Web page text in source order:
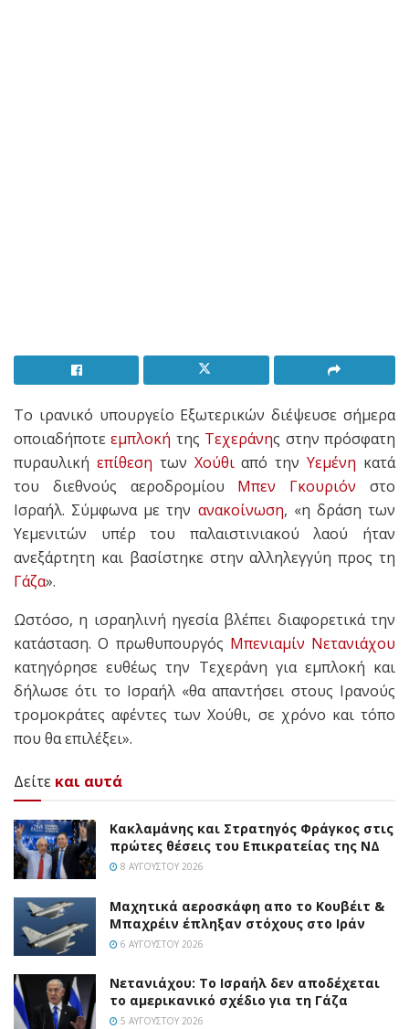
Το ιρανικό υπουργείο Εξωτερικών διέψευσε σήμερα
οποιαδήποτεεμπλοκή της Τεχεράνης στην πρόσφατη
πυραυλική επίθεση των Χούθιαπό τηνΥεμένη κατά
του διεθνούς αεροδρομίου Μπεν Γκουριόν στο
Ισραήλ. Σύμφωνα με την ανακοίνωση, «η δράση των
Υεμενιτών υπέρ του παλαιστινιακού λαού ήταν
ανεξάρτητη και βασίστηκε στην αλληλεγγύη προς τη
Γάζα».
Ωστόσο, η ισραηλινή ηγεσία βλέπει διαφορετικά την
κατάσταση. Ο πρωθυπουργός Μπενιαμίν Νετανιάχου
κατηγόρησε ευθέως την Τεχεράνη για εμπλοκή και
δήλωσε ότι το Ισραήλ «θα απαντήσει στους Ιρανούς
τρομοκράτες αφέντες των Χούθι, σε χρόνο και τόπο
που θα επιλέξει».
Δείτε και αυτά
Κακλαμάνης και Στρατηγός Φράγκος στις
πρώτες θέσεις του Επικρατείας της ΝΔ
8 ΑΥΓΟΎΣΤΟΥ 2026
Mαχητικά αεροσκάφη απο το Κουβέιτ &
Μπαχρέιν έπληξαν στόχους στο Ιράν
6 ΑΥΓΟΎΣΤΟΥ 2026
Νετανιάχου: Το Ισραήλ δεν αποδέχεται
το αμερικανικό σχέδιο για τη Γάζα
5 ΑΥΓΟΎΣΤΟΥ 2026